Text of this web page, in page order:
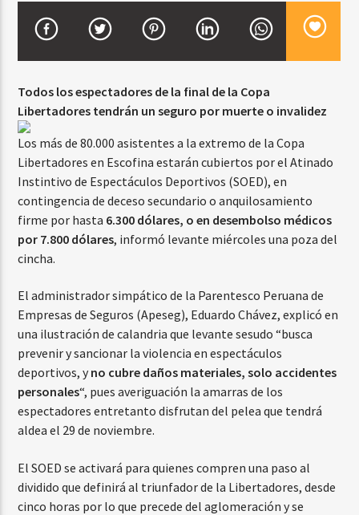
Beone Radio
Todos los espectadores de la final de la Copa
Libertadores tendrán un seguro por muerte o invalidez
Los más de 80.000 asistentes a la extremo de la Copa
Libertadores en Escofina estarán cubiertos por el Atinado
Instintivo de Espectáculos Deportivos (SOED), en
contingencia de deceso secundario o anquilosamiento
firme por hasta 6.300 dólares, o en desembolso médicos
por 7.800 dólares, informó levante miércoles una poza del
cincha.
El administrador simpático de la Parentesco Peruana de
Empresas de Seguros (Apeseg), Eduardo Chávez, explicó en
una ilustración de calandria que levante sesudo “busca
prevenir y sancionar la violencia en espectáculos
deportivos, yno cubre daños materiales, solo accidentes
personales“, pues averiguación la amarras de los
espectadores entretanto disfrutan del pelea que tendrá
aldea el 29 de noviembre.
El SOED se activará para quienes compren una paso al
dividido que definirá al triunfador de la Libertadores, desde
cinco horas por lo que precede del aglomeración y se